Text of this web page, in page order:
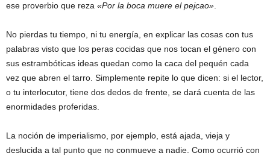
ese proverbio que reza «Por la boca muere el pejcao»
No pierdas tu tiempo, ni tu energía, en explicar las cosas con tus
palabras visto que los peras cocidas que nos tocan el género con
sus estrambóticas ideas quedan como la caca del pequén cada
vez que abren el tarro. Simplemente repite lo que dicen: si el lector,
o tu interlocutor, tiene dos dedos de frente, se dará cuenta de las
enormidades proferidas.
La noción de imperialismo, por ejemplo, está ajada, vieja y
deslucida a tal punto que no conmueve a nadie. Como ocurrió con